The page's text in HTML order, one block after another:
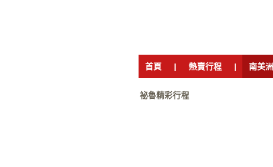
首頁 | 熱賣行程 | 南美洲
祕魯精彩行程